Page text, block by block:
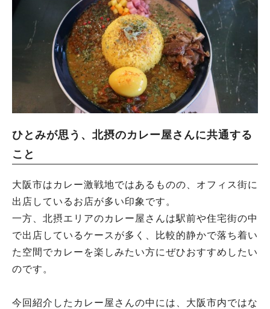
ひとみが思う、北摂のカレー屋さんに共通する
こと
大阪市はカレー激戦地ではあるものの、オフィス街に
出店しているお店が多い印象です。
一方、北摂エリアのカレー屋さんは駅前や住宅街の中
で出店しているケースが多く、比較的静かで落ち着い
た空間でカレーを楽しみたい方にぜひおすすめしたい
のです。
今回紹介したカレー屋さんの中には、大阪市内ではな